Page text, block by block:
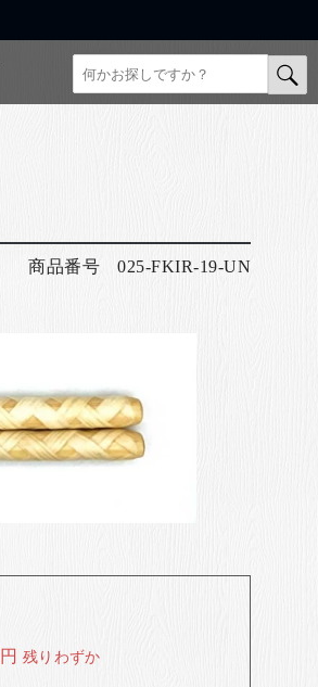
商品番号 025-FKIR-19-UN
円 残りわずか